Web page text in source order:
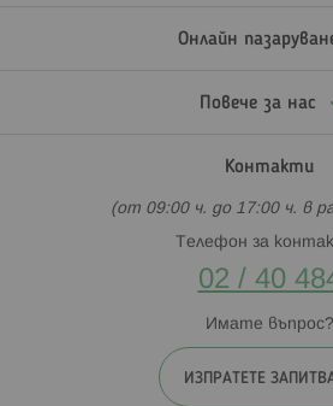
Онлайн
Повече за нас
Контакти
(от 09:00 ч. до 17:00 ч. в
Телефон за
02 / 40
Имате въпрос?
ИЗПРАТЕТЕ